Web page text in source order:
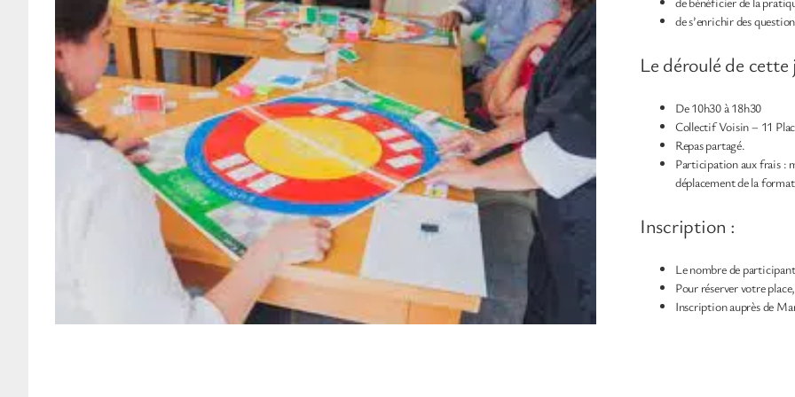
de s’enrichir des
Le déroulé de
De 10h30 à 18h30
Collectif Voisin – 11
Repas partagé.
Participation aux frais :
déplacement de la
Inscription :
Le nombre de
Pour réserver votre
Inscription auprès de